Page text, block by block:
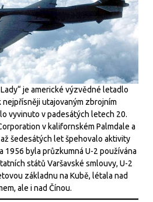
je americké výzvědné letadlo
nejpřísněji utajovaným zbrojním
vyvinuto v padesátých letech 20.
v kalifornském Palmdale a
šedesátých let špehovalo aktivity
1956 byla průzkumná U-2 používána
států Varšavské smlouvy, U-2
základnu na Kubě, létala nad
ale i nad Čínou.